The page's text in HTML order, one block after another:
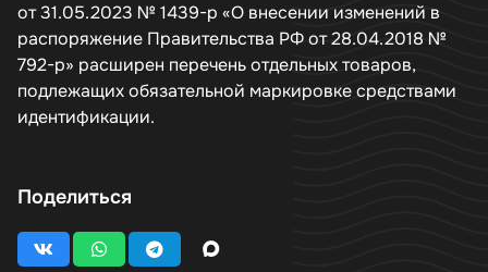
от 31.05.2023 № 1439-р «О внесении изменений в
распоряжение Правительства РФ от 28.04.2018 №
792-р» расширен перечень отдельных товаров,
подлежащих обязательной маркировке средствами
идентификации.
Поделиться